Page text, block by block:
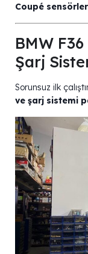
Coupé
BMW
Şarj
Sorunsuz ilk
ve şarj sistemi